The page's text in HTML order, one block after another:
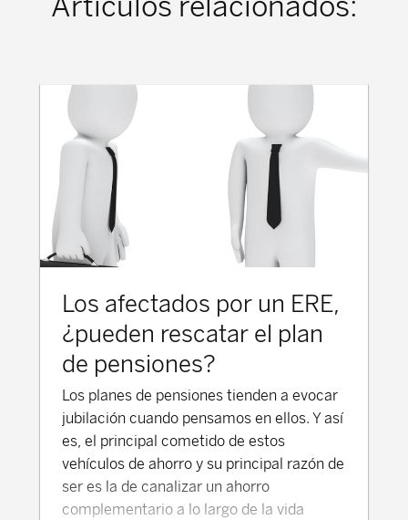
Los afectados por un ERE,
¿pueden rescatar el plan
de pensiones?
Los planes de pensiones tienden a evocar
jubilación cuando pensamos en ellos. Y así
es, el principal cometido de estos
vehículos de ahorro y su principal razón de
ser es la de canalizar un ahorro
complementario a lo largo de la vida